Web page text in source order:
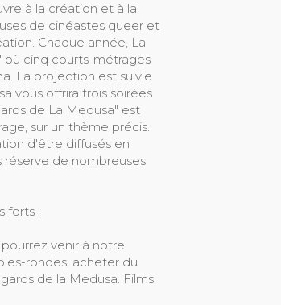
à la création et à la
de cinéastes queer et
Chaque année, La
où cinq courts-métrages
La projection est suivie
vous offrira trois soirées
de La Medusa" est
sur un thème précis.
d'être diffusés en
réserve de nombreuses
forts :
venir à notre
rondes, acheter du
de la Medusa. Films